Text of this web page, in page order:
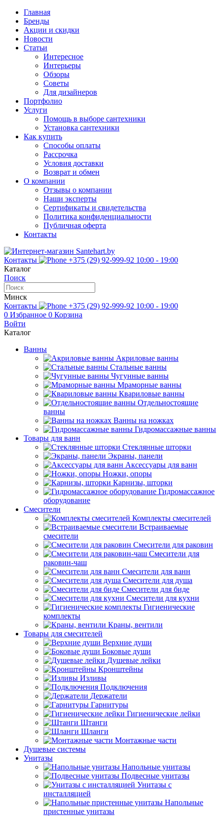
Главная
Бренды
Акции и скидки
Новости
Статьи
Интересное
Интерьеры
Обзоры
Советы
Для дизайнеров
Портфолио
Услуги
Помощь в выборе сантехники
Установка сантехники
Как купить
Способы оплаты
Рассрочка
Условия доставки
Возврат и обмен
О компании
Отзывы о компании
Наши эксперты
Сертификаты и свидетельства
Политика конфиденциальности
Публичная оферта
Контакты
Контакты +375 (29) 92-999-92 10:00 - 19:00
Каталог
Поиск
Минск
Контакты
+375 (29) 92-999-92 10:00 - 19:00
0 Избранное 0 Корзина
Войти
Каталог
Ванны
Акриловые ванны
Стальные ванны
Чугунные ванны
Мраморные ванны
Квариловые ванны
Отдельностоящие
ванны
Ванны на ножках
Гидромассажные ванны
Товары для ванн
Стеклянные шторки
Экраны, панели
Аксессуары для ванн
Ножки, опоры
Карнизы, шторки
Гидромассажное
оборудование
Смесители
Комплекты смесителей
Встраиваемые
смесители
Смесители для раковин
Смесители для
раковин-чаш
Смесители для ванн
Смесители для душа
Смесители для биде
Смесители для кухни
Гигиенические
комплекты
Краны, вентили
Товары для смесителей
Верхние души
Боковые души
Душевые лейки
Кронштейны
Изливы
Подключения
Держатели
Гарнитуры
Гигиенические лейки
Штанги
Шланги
Монтажные части
Душевые системы
Унитазы
Напольные унитазы
Подвесные унитазы
Унитазы с
инсталляцией
Напольные
пристенные унитазы